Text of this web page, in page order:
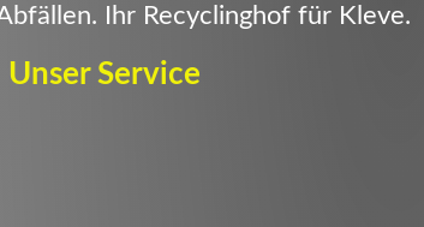
Ihr Recyclinghof für Kleve.
Unser Service